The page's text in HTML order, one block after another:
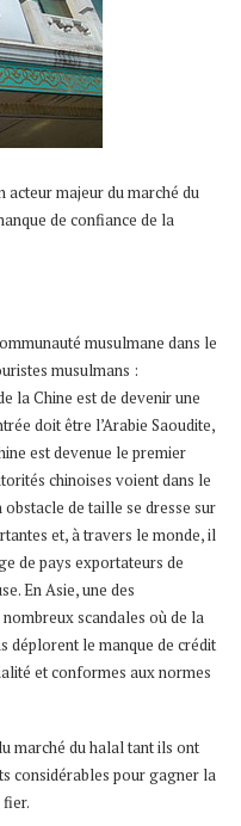
acteur majeur du marché du
de confiance de la
musulmane dans le
musulmans :
la Chine est de devenir une
doit être l’Arabie Saoudite,
est devenue le premier
chinoises voient dans le
de taille se dresse sur
et, à travers le monde, il
de pays exportateurs de
En Asie, une des
scandales où de la
déplorent le manque de crédit
et conformes aux normes
marché du halal tant ils ont
considérables pour gagner la